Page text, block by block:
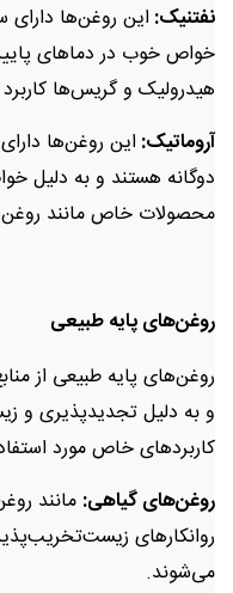
نفتنیک: این روغن‌ها
خواص خوب در دماهای
هیدرولیک و گریس‌ها کاربرد
آروماتیک: این روغن‌ها
دوگانه هستند و به دلیل
محصولات خاص مانند
روغن‌های پایه طبیعی
روغن‌های پایه طبیعی از
و به دلیل تجدیدپذیری و
کاربردهای خاص مورد
روغن‌های گیاهی: مانند
روانکارهای
می‌شوند.